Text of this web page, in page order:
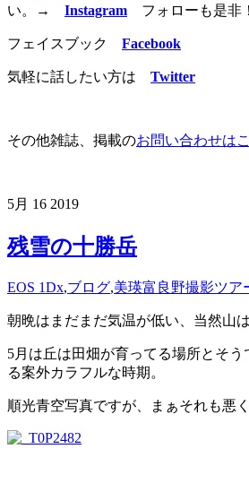
い。
→ Instagram フォローも是非！
フェイスブック Facebook
気軽に話したい方は Twitter
その他雑誌、掲載のお問い合わせは
5月 16 2019
残雪の十勝岳
EOS 1Dx,ブログ,美瑛富良野撮影ツア
朝晩はまだまだ気温が低い、当然山は
5月は丘は田畑が育ってる場所とそう
る案外カラフルな時期。
順光青空写真ですが、まぁそれも悪